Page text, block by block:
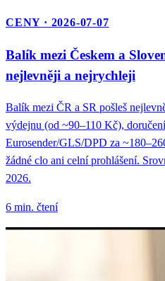
CENY · 2026-07-07
Balík mezi Českem a
nejlevněji a nejrychleji
Balík mezi ČR a SR pošleš
výdejnu (od ~90–110 Kč),
Eurosender/GLS/DPD za
žádné clo ani celní prohlášení.
2026.
6 min. čtení